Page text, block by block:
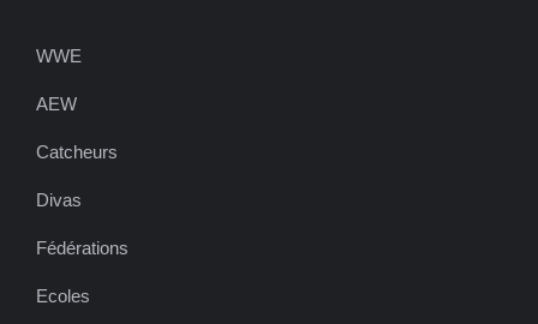
WWE
AEW
Catcheurs
Divas
Fédérations
Ecoles